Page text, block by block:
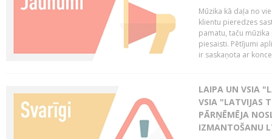
Mūzika kā daļa no
klientu pieredzes
pamatu, taču
piesaisti. Pētījumi
ir saskaņota ar
LAIPA UN VSIA
VSIA "LATVIJAS
PĀRŅĒMĒJA
IZMANTOŠANU